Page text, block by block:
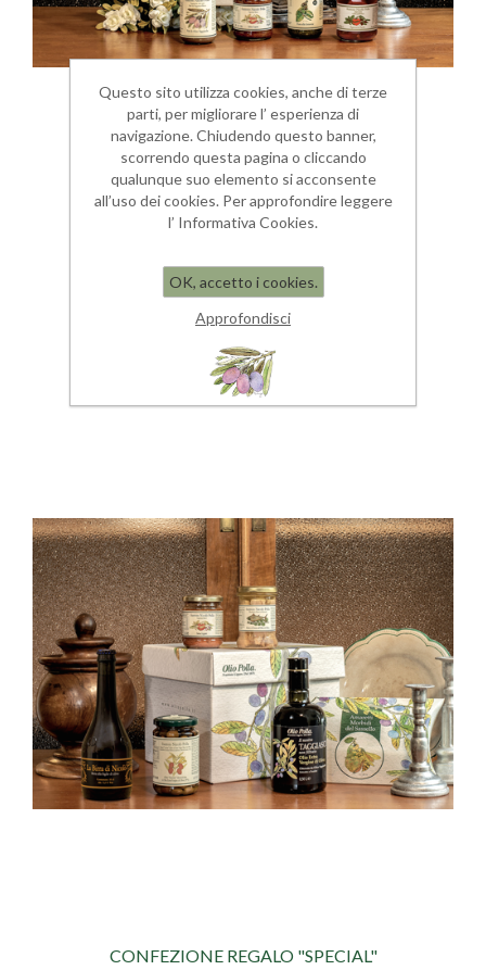
CONFEZIONE REGALO "FEI"
Confezione Regalo
€ 35,10
CONFEZIONE REGALO "SPECIAL"
Questo sito utilizza cookies, anche di terze
parti, per migliorare l’ esperienza di
navigazione. Chiudendo questo banner,
scorrendo questa pagina o cliccando
qualunque suo elemento si acconsente
all’uso dei cookies. Per approfondire leggere
l’ Informativa Cookies.
OK, accetto i cookies.
Approfondisci